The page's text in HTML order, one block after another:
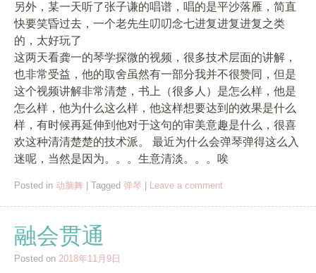
另外，某一天听了张子谦的唱谱，唱的是平沙落雁，简直
快要笑昏过去，一个老先生叨叨念七进复进复进复之类
的，太好玩了
这两天看龚一的琴学探微的视频，很多技术层面的讲解，
也非常受益，他的取舍虽然有一部分我并不很赞同，但是
这个视频讲解非常清楚，书上（很多人）是怎么样，他是
怎么样，他为什么这么样，他这样想要达到的效果是什么
样，有时候再延伸到他对于这句的审美意趣是什么，很喜
欢这种清清楚楚的技术派。 最近为什么会弹琴弹得这么入
迷呢，当然是因为。。。生意清淡。。。唉
Posted in 动脑舞 Tagged 弹琴 Leave a comment
融会贯通
Posted on 2018年11月9日